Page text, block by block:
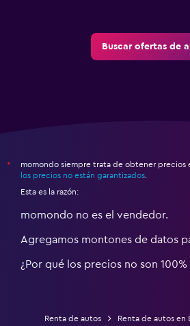
Buscar ofertas de
*
momondo siempre trata de obtener precios
los precios no están garantizados.
Esta es la razón:
momondo no es el vendedor.
Agregamos montones de datos
¿Por qué los precios no son 100%
Renta de autos
Renta de autos en